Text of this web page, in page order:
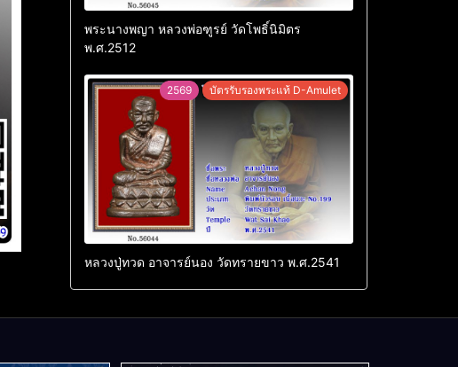
พระนางพญา หลวงพ่อฑูรย์ วัดโพธิ์นิมิตร
พ.ศ.2512
2569 บัตรรับรองพระแท้ D-Amulet
หลวงปู่ทวด อาจารย์นอง วัดทรายขาว พ.ศ.2541